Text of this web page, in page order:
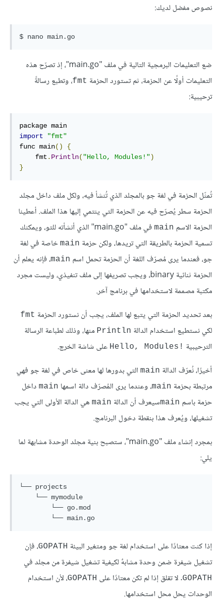
نصوص مفضل لديك:
ضع التعليمات البرمجية التالية في ملف "main.go"، إذ تصرّح هذه
التعليمات أولًا عن الحزمة، ثم تستورد الحزمة fmt، وتطبع رسالةً
ترحيبية:
import
"fmt"
func main()
{
    fmt
. Println( "Hello, Modules!")
}
تُمثّل الحزمة في لغة جو بالمجلد الذي تُنشأ فيه، ولكل ملف داخل مجلد
الحزمة سطر يُصرّح فيه عن الحزمة التي ينتمي إليها هذا الملف. أعطينا
الحزمة الاسم main
في ملف "main.go" الذي أنشأته للتو، ويمكنك
تسمية الحزمة بالطريقة التي تريدها، ولكن حزمة main خاصة في لغة
جو، فعندما يرى مُصرّف اللغة أن الحزمة تحمل اسم main، فإنه يعلم أن
الحزمة ثنائية binary، ويجب تصريفها إلى ملف تنفيذي، وليست مجرد
مكتبة مصممة لاستخدامها في برنامج آخر.
بعد تحديد الحزمة التي يتبع لها الملف، يجب أن نستورد الحزمة fmt
لكي نستطيع استخدام الدالة Println منها، وذلك لطباعة الرسالة
الترحيبية !Hello, Modules
على شاشة الخرج.
أخيرًا، نُعرّف الدالة main التي بدورها لها معنى خاص في لغة جو فهي
مرتبطة بحزمة main، وعندما يرى المُصرّف دالة اسمها main داخل
حزمة باسم mainسيعرف أن الدالة main هي الدالة الأولى التي يجب
تشغيلها، ويُعرف هذا بنقطة دخول البرنامج.
بمجرد إنشاء ملف "main.go"، ستصبح بنية مجلد الوحدة مشابهة لما
يلي:
└── projects
إذا كنت معتادًا على استخدام لغة جو ومتغير البيئة GOPATH، فإن
تشغيل شيفرة ضمن وحدة مشابهٌ لكيفية تشغيل شيفرة من مجلد في
GOPATH. لا تقلق إذا لم تكن معتادًا على GOPATH، لأن استخدام
الوحدات يحل محل استخدامها.